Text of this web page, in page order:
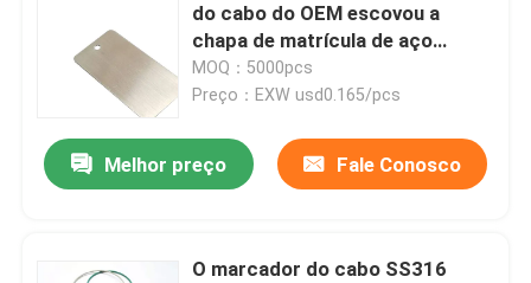
do cabo do OEM escovou a
chapa de matrícula de aço
inoxidável da etiqueta
MOQ：5000pcs
Preço：EXW usd0.165/pcs
Melhor preço Fale Conosco
O marcador do cabo SS316